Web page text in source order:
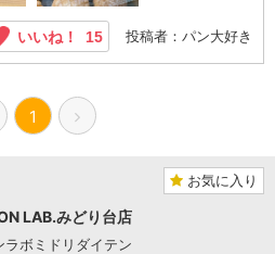
いいね！ 15 投稿者：パン大好き
1
お気に入り
LAB.みどり台店
ラボミドリダイテン